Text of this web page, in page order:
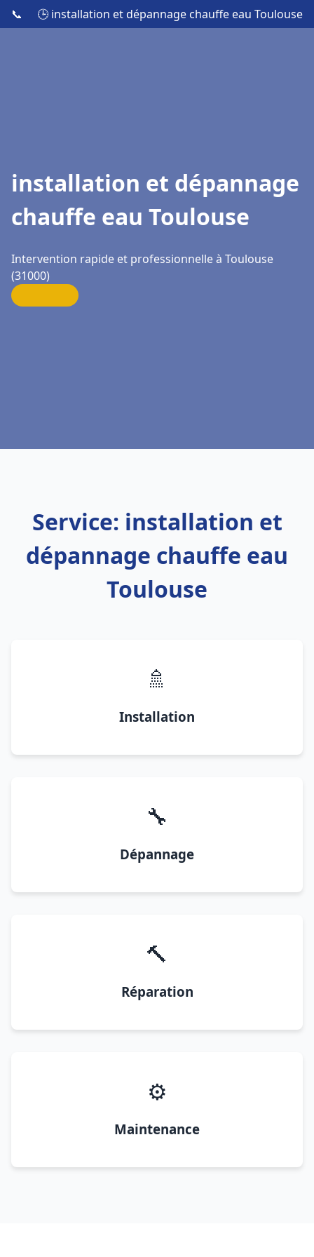
📞 🕒 installation et dépannage chauffe eau Toulouse
installation et dépannage
chauffe eau Toulouse
Intervention rapide et professionnelle à Toulouse
(31000)
Service: installation et
dépannage chauffe eau
Toulouse
🚿
Installation
🔧
Dépannage
🔨
Réparation
⚙️
Maintenance